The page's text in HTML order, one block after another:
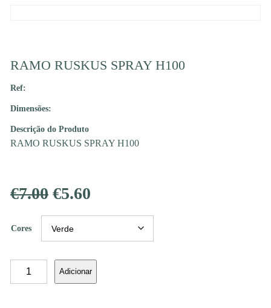
RAMO RUSKUS SPRAY H100
Ref:
Dimensões:
Descrição do Produto
RAMO RUSKUS SPRAY H100
€7.00 O
preço
original
era:
€5.60O
preço
atual
é:
Cores
Adicionar